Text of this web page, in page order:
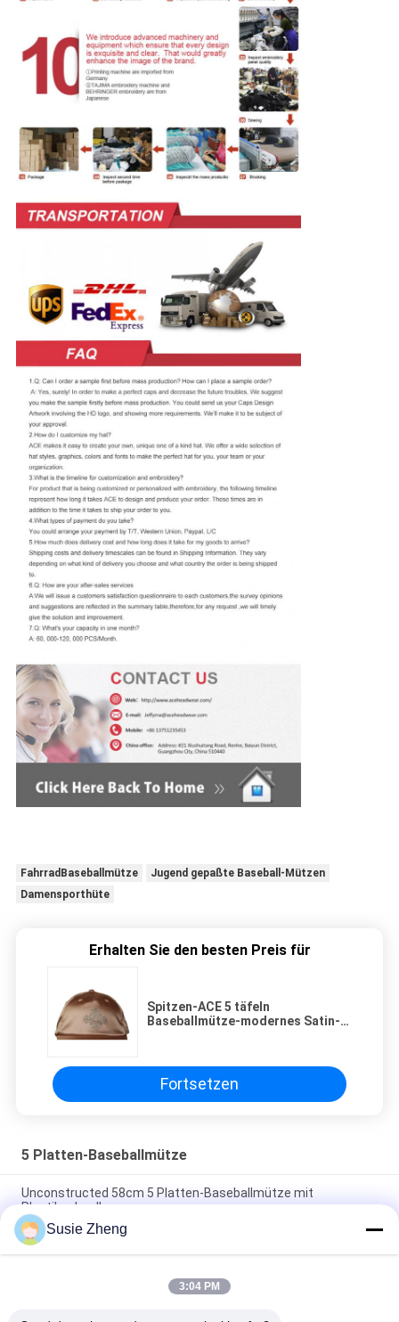
FahrradBaseballmütze
Jugend gepaßte Baseball-Mützen
Damensporthüte
Erhalten Sie den besten Preis für
Spitzen-ACE 5 täfeln
Baseballmütze-modernes Satin-
Fortsetzen
5 Platten-Baseballmütze
Unconstructed 58cm 5 Platten-Baseballmütze mit
Plastikschnalle
Personifizierte der Stickerei-5 Größe Platten-Baseballmütze-
Vati-des Hut-56-60CM
Echtes Leder-materielle kundenspezifische Baseball-Mützen
Susie Zheng
3:04 PM